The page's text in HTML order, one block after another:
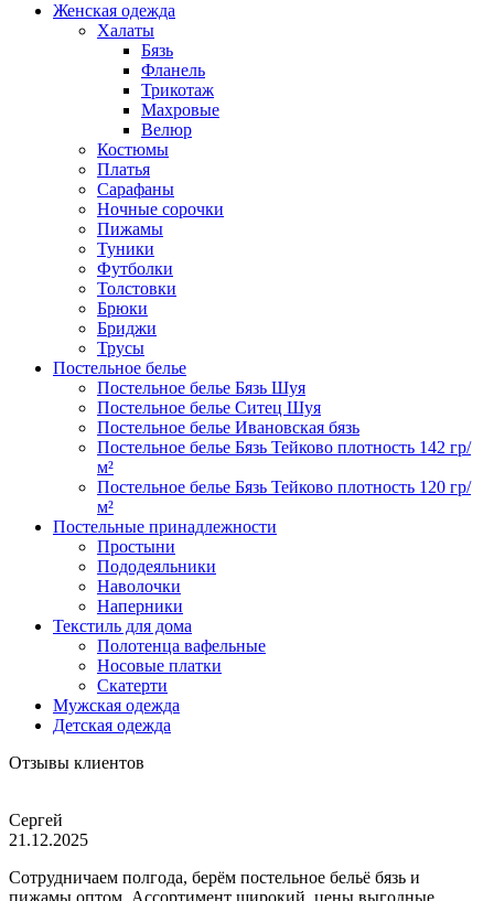
Женская одежда
Халаты
Бязь
Фланель
Трикотаж
Махровые
Велюр
Костюмы
Платья
Сарафаны
Ночные сорочки
Пижамы
Туники
Футболки
Толстовки
Брюки
Бриджи
Трусы
Постельное белье
Постельное белье Бязь Шуя
Постельное белье Ситец Шуя
Постельное белье Ивановская бязь
Постельное белье Бязь Тейково плотность 142 гр/
м²
Постельное белье Бязь Тейково плотность 120 гр/
м²
Постельные принадлежности
Простыни
Пододеяльники
Наволочки
Наперники
Текстиль для дома
Полотенца вафельные
Носовые платки
Скатерти
Мужская одежда
Детская одежда
Отзывы клиентов
Сергей
21.12.2025
Сотрудничаем полгода, берём постельное бельё бязь и
пижамы оптом. Ассортимент широкий, цены выгодные,